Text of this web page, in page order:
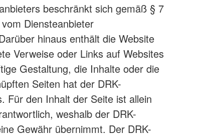
beschränkt sich gemäß § 7
Diensteanbieter
hinaus enthält die Website
Verweise oder Links auf Websites
Gestaltung, die Inhalte oder die
Seiten hat der DRK-
Für den Inhalt der Seite ist allein
weshalb der DRK-
Gewähr übernimmt. Der DRK-